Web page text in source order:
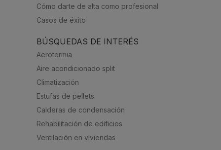
Cómo darte de alta como profesional
Casos de éxito
BÚSQUEDAS DE INTERÉS
Aerotermia
Aire acondicionado split
Climatización
Estufas de pellets
Calderas de condensación
Rehabilitación de edificios
Ventilación en viviendas